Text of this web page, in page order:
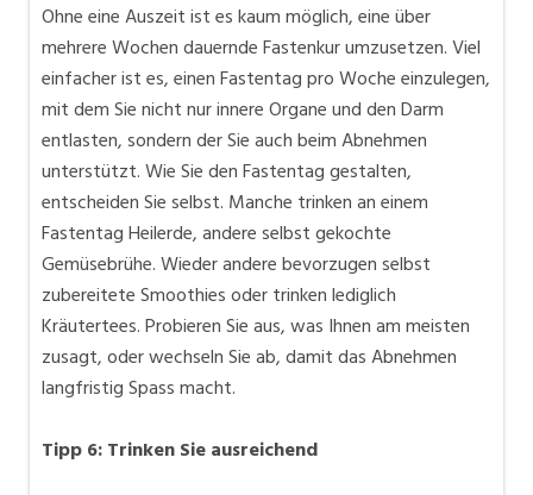
Ohne eine Auszeit ist es kaum möglich, eine über
mehrere Wochen dauernde Fastenkur umzusetzen. Viel
einfacher ist es, einen Fastentag pro Woche einzulegen,
mit dem Sie nicht nur innere Organe und den Darm
entlasten, sondern der Sie auch beim Abnehmen
unterstützt. Wie Sie den Fastentag gestalten,
entscheiden Sie selbst. Manche trinken an einem
Fastentag Heilerde, andere selbst gekochte
Gemüsebrühe. Wieder andere bevorzugen selbst
zubereitete Smoothies oder trinken lediglich
Kräutertees. Probieren Sie aus, was Ihnen am meisten
zusagt, oder wechseln Sie ab, damit das Abnehmen
langfristig Spass macht.
Tipp 6: Trinken Sie ausreichend